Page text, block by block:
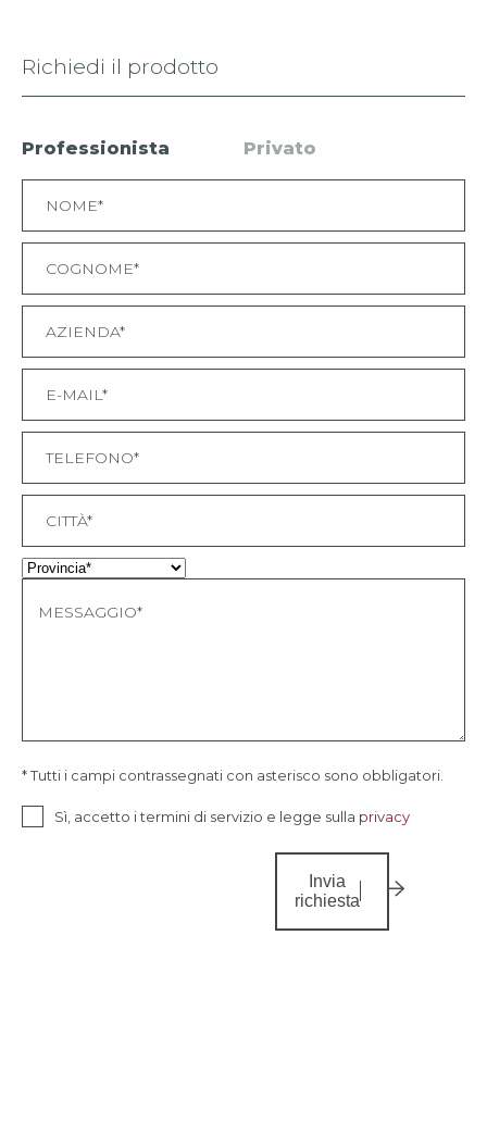
Richiedi il prodotto
Professionista Privato
* Tutti i campi contrassegnati con asterisco sono obbligatori.
Sì, accetto i termini di servizio e legge sulla privacy
Invia
richiesta